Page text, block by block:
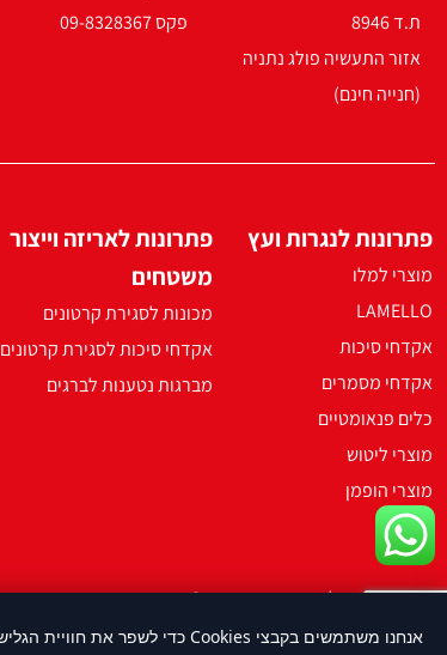
ת.ד 8946
אזור התעשיה פולג נתניה
(חנייה חינם)
פקס 09-8328367
פתרונות לנגרות ועץ
מוצרי למלו
LAMELLO
אקדחי סיכות
אקדחי מסמרים
כלים פנאומטיים
מוצרי ליטוש
מוצרי הופמן
פתרונות לאריזה וייצור
משטחים
מכונות לסגירת קרטונים
אקדחי סיכות לסגירת קרטונים
מברגות נטענות לברגים
2021 ארקו כל הזכויות שמורות ©
אנחנו משתמשים בקבצי Cookies כדי לשפר את חוויית הגלישה ולנתח את השימוש באתר. על-ידי המשך שימוש באתר, את/ה מסכים/ה לשימוש בעוגיות בהתאם